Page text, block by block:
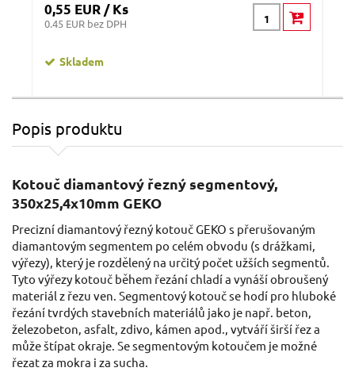
0,55 EUR / Ks
0.45 EUR bez DPH
Skladem
Řezný kotouč 125x1x22,23mm, Dewalt
0,96 EUR / Ks
0.78 EUR bez DPH
Popis produktu
Kotouč diamantový řezný segmentový,
350x25,4x10mm GEKO
Precizní diamantový řezný kotouč GEKO s přerušovaným
diamantovým segmentem po celém obvodu (s drážkami,
výřezy), který je rozdělený na určitý počet užších segmentů.
Tyto výřezy kotouč během řezání chladí a vynáší obroušený
materiál z řezu ven. Segmentový kotouč se hodí pro hluboké
řezání tvrdých stavebních materiálů jako je např. beton,
železobeton, asfalt, zdivo, kámen apod., vytváří širší řez a
může štípat okraje. Se segmentovým kotoučem je možné
řezat za mokra i za sucha.